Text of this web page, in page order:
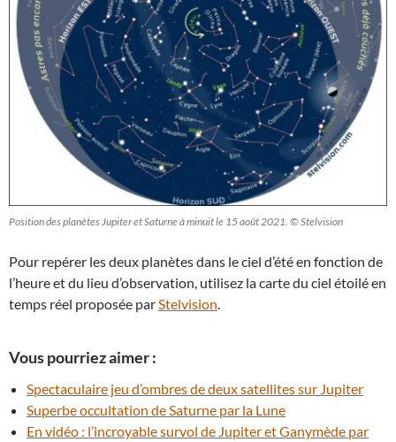
Position des planètes Jupiter et Saturne à minuit le 15 août 2021. © Stelvision
Pour repérer les deux planètes dans le ciel d’été en fonction de
l’heure et du lieu d’observation, utilisez la carte du ciel étoilé en
temps réel proposée parStelvision.
Vous pourriez aimer :
Spectaculaire jeu d’ombres de deux satellites sur Jupiter
Superbe occultation de Saturne par la Lune
En vidéo : l’incroyable survol de Jupiter et Ganymède par